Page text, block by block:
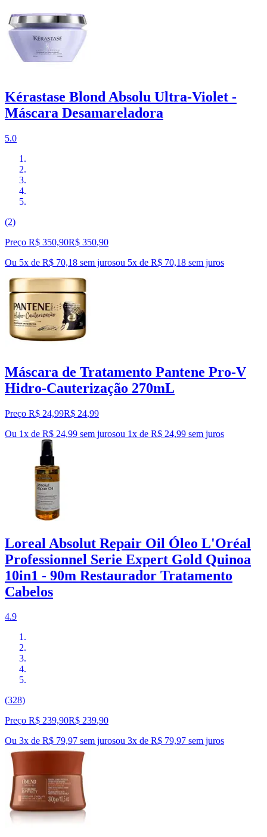
Kérastase Blond Absolu Ultra-Violet -
Máscara Desamareladora
5.0
(2)
Preço R$ 350,90R$ 350,90
Ou 5x de R$ 70,18 sem jurosou 5x de R$ 70,18 sem juros
Máscara de Tratamento Pantene Pro-V
Hidro-Cauterização 270mL
Preço R$ 24,99R$ 24,99
Ou 1x de R$ 24,99 sem jurosou 1x de R$ 24,99 sem juros
Loreal Absolut Repair Oil Óleo L'Oréal
Professionnel Serie Expert Gold Quinoa
10in1 - 90m Restaurador Tratamento
Cabelos
4.9
(328)
Preço R$ 239,90R$ 239,90
Ou 3x de R$ 79,97 sem jurosou 3x de R$ 79,97 sem juros